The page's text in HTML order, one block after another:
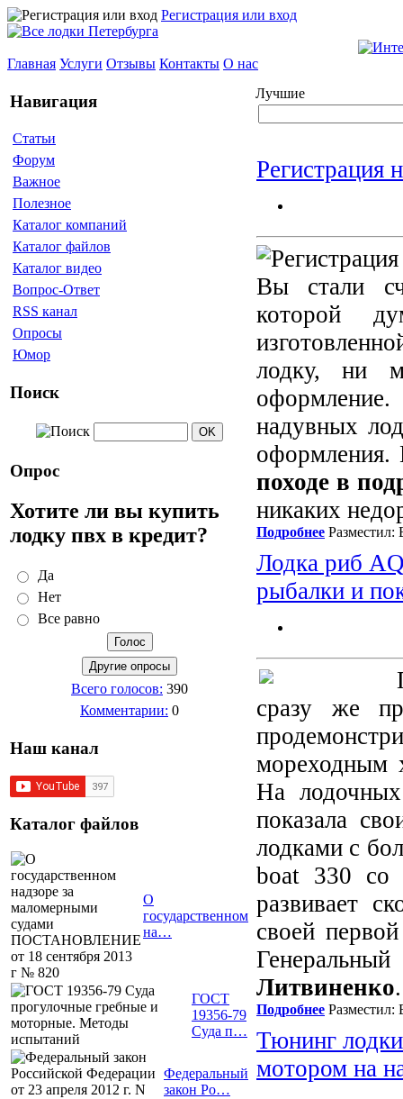
Регистрация или вход
Главная Услуги Отзывы Контакты О нас
Навигация
Статьи
Форум
Важное
Полезное
Каталог компаний
Каталог файлов
Каталог видео
Вопрос-Ответ
RSS канал
Опросы
Юмор
Поиск
Опрос
Хотите ли вы купить
лодку пвх в кредит?
Да
Нет
Все равно
Всего голосов: 390
Комментарии: 0
Наш канал
Каталог файлов
О
государственном
на…
ГОСТ
19356-79
Суда п…
Федеральный
закон Ро…
Лучшие
Регистрация
Вы стали
которой
лодку, ни
оформление.
надувных
оформления.
походе в
никаких
Подробнее Разместил:
Лодка риб
рыбалки и
сразу же
мореходным
На
показала
лодками с
boat 330 со
развивает
своей
Литвиненко.
Подробнее Разместил:
Тюнинг
мотором на